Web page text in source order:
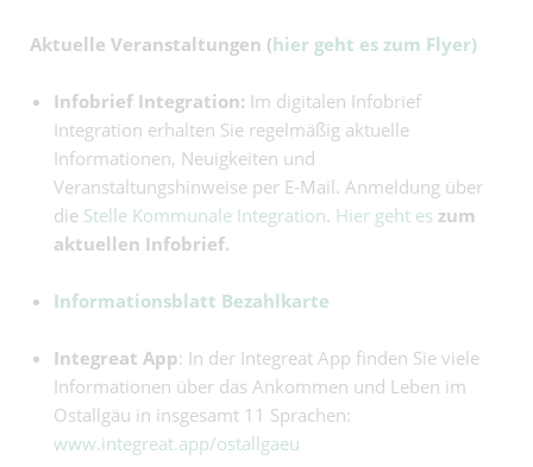
Aktuelle Veranstaltungen (hier geht es zum Flyer)
Infobrief Integration: Im digitalen Infobrief
Integration erhalten Sie regelmäßig aktuelle
Informationen, Neuigkeiten und
Veranstaltungshinweise per E-Mail. Anmeldung über
die Stelle Kommunale Integration. Hier geht es zum
aktuellen Infobrief.
Informationsblatt Bezahlkarte
Integreat App: In der Integreat App finden Sie viele
Informationen über das Ankommen und Leben im
Ostallgäu in insgesamt 11 Sprachen:
www.integreat.app/ostallgaeu